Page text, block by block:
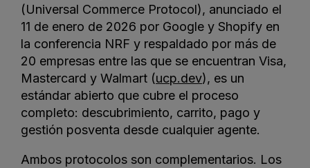
(Universal Commerce Protocol), anunciado el
11 de enero de 2026 por Google y Shopify en
la conferencia NRF y respaldado por más de
20 empresas entre las que se encuentran Visa,
Mastercard y Walmart (ucp.dev), es un
estándar abierto que cubre el proceso
completo: descubrimiento, carrito, pago y
gestión posventa desde cualquier agente.
Ambos protocolos son complementarios. Los